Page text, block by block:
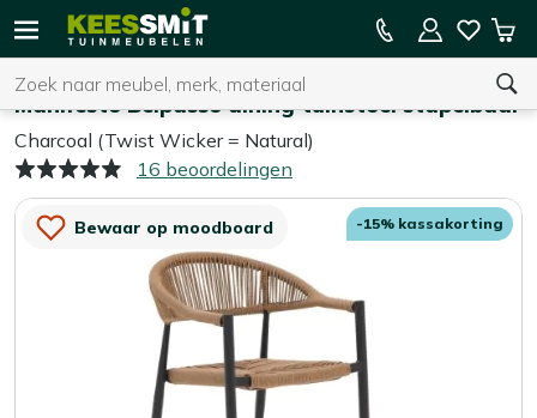
Kees
Tuinmeubelen
Zoeken
U heeft geen product(en) in uw winkelwagen.
15% kassakorting op de hele collectie
Manifesto Belpasso dining tuinstoel stapelbaar
Charcoal (Twist Wicker = Natural)
16 beoordelingen
Bewaar op moodboard -15% kassakorting